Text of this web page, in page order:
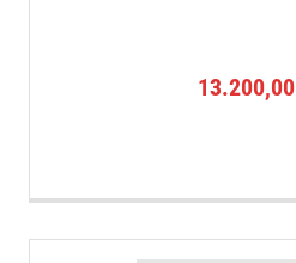
13.200,00